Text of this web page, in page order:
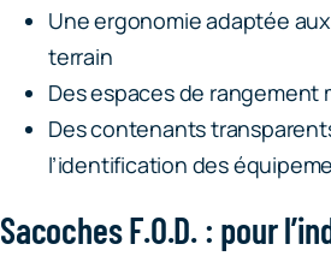
Une ergonomie adaptée
terrain
Des espaces de rangement
Des contenants
l’identification des
Sacoches F.O.D. : pour